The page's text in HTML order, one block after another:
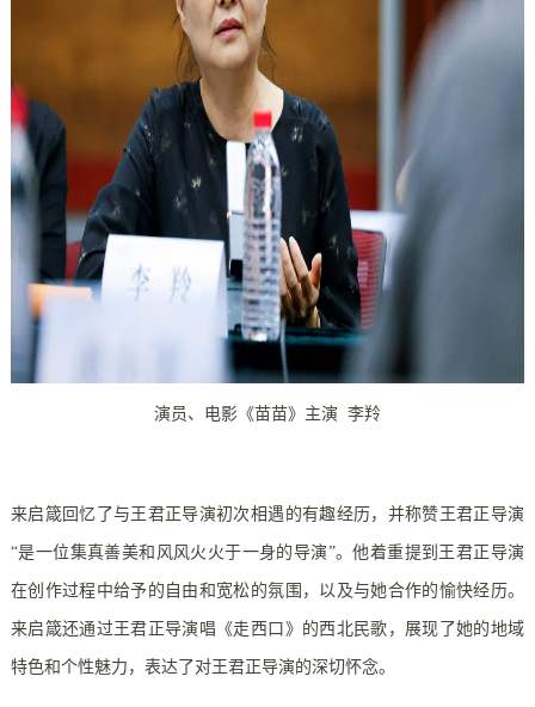
演员、电影《苗苗》主演 李羚
来启箴回忆了与王君正导演初次相遇的有趣经历，并称赞王君正导演
“是一位集真善美和风风火火于一身的导演”。他着重提到王君正导演
在创作过程中给予的自由和宽松的氛围，以及与她合作的愉快经历。
来启箴还通过王君正导演唱《走西口》的西北民歌，展现了她的地域
特色和个性魅力，表达了对王君正导演的深切怀念。